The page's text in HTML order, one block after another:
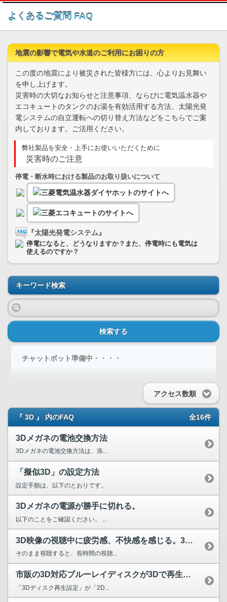
このページの本文へ
よくあるご質問 FAQ
地震の影響で電気や水道のご利用にお困りの方
この度の地震により被災された皆様方には、心よりお見舞い
を申し上げます。
災害時の大切なお知らせと注意事項、ならびに電気温水器や
エコキュートのタンクのお湯を有効活用する方法、太陽光発
電システムの自立運転への切り替え方法などをこちらでご案
内しております。ご活用ください。
弊社製品を安全・上手にお使いいただくために
災害時のご注意
停電・断水時における製品のお取り扱いについて
『太陽光発電システム』
停電になると、どうなりますか？また、停電時にも電気は
使えるのですか？
キーワード検索
検索する
チャットボット準備中・・・・
アクセス数順
『 3D 』 内のFAQ 全16件
3Dメガネの電池交換方法
3Dメガネの電池交換方法は、添...
「擬似3D」の設定方法
設定手順は、以下のとおりです。
3Dメガネの電源が勝手に切れる。
以下のことをご確認ください。 ...
3D映像の視聴中に疲労感、不快感を感じる。3Dメガネを使用...
そのまま視聴すると、長時間の視聴...
市販の3D対応ブルーレイディスクが3Dで再生できない。
「3Dディスク再生設定」が「2D...